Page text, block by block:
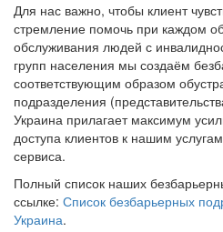
Для нас важно, чтобы клиент
стремление помочь при каждом
обслуживания людей с
групп населения мы создаём
соответствующим образом
подразделения
Украина прилагает максимум
доступа клиентов к нашим
сервиса.
Полный список наших
ссылке: Список безбарьерных
Украина.